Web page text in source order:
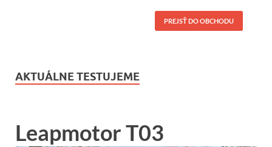
PREJSŤ DO OBCHODU
AKTUÁLNE TESTUJEME
Leapmotor T03